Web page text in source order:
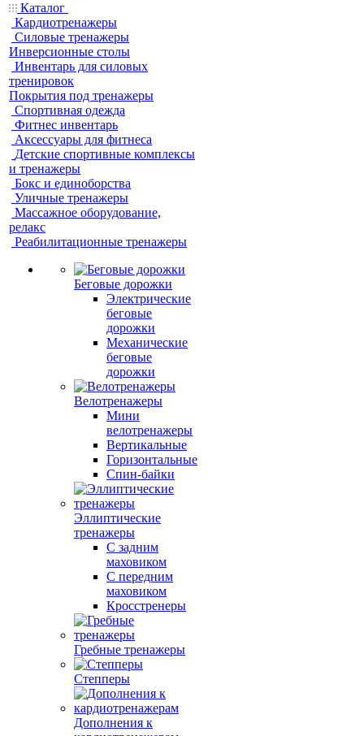
Каталог
Кардиотренажеры
Силовые тренажеры
Инверсионные столы
Инвентарь для силовых
тренировок
Покрытия под тренажеры
Спортивная одежда
Фитнес инвентарь
Аксессуары для фитнеса
Детские спортивные комплексы
и тренажеры
Бокс и единоборства
Уличные тренажеры
Массажное оборудование,
релакс
Реабилитационные тренажеры
Беговые дорожки
Электрические
беговые
дорожки
Механические
беговые
дорожки
Велотренажеры
Мини
велотренажеры
Вертикальные
Горизонтальные
Спин-байки
Эллиптические
тренажеры
С задним
маховиком
С передним
маховиком
Кросстренеры
Гребные тренажеры
Степперы
Дополнения к